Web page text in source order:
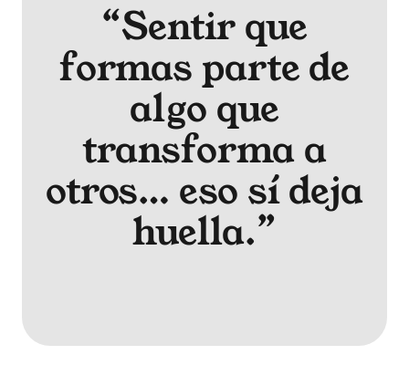
“Sentir que
formas parte de
algo que
transforma a
otros… eso sí deja
huella.”